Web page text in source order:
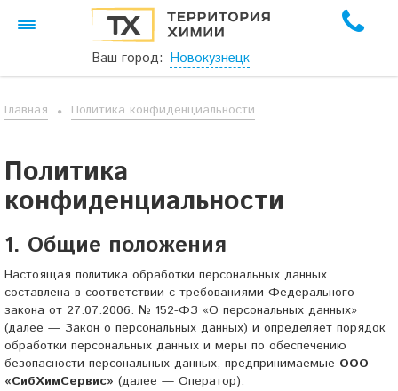
Ваш город: Новокузнецк
Главная Политика конфиденциальности
Политика
конфиденциальности
1. Общие положения
Настоящая политика обработки персональных данных
составлена в соответствии с требованиями Федерального
закона от 27.07.2006. № 152-ФЗ «О персональных данных»
(далее — Закон о персональных данных) и определяет порядок
обработки персональных данных и меры по обеспечению
безопасности персональных данных, предпринимаемые ООО
«СибХимСервис» (далее — Оператор).